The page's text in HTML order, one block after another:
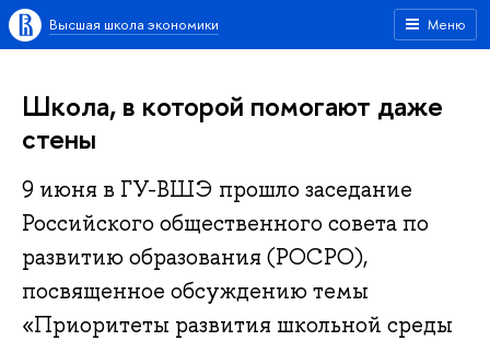
Меню
Высшая школа экономики
Школа, в которой помогают даже
стены
9 июня в ГУ-ВШЭ прошло заседание
Российского общественного совета по
развитию образования (РОСРО),
посвященное обсуждению темы
«Приоритеты развития школьной среды